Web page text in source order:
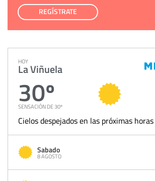
REGÍSTRATE
HOY
La Viñuela
30º
SENSACIÓN DE 30º
Cielos despejados en las próximas horas
Sabado
8 AGOSTO